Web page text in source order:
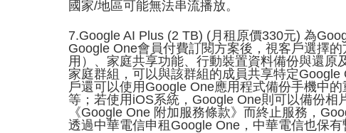
國家/地區可能無法串流播放。
7.Google AI Plus (2 TB) (月租原價330元) 為
Google One會員付費訂閱方案後，視客戶選擇
用）、家庭共享功能、行動裝置資料備份與還
家庭群組，可以與該群組的成員共享特定
戶還可以使用Google One應用程式備份手機中
等；若使用iOS系統，Google One則可以備份
《Google One 附加服務條款》而終止服務，
透過中華電信申租Google One，中華電信也保